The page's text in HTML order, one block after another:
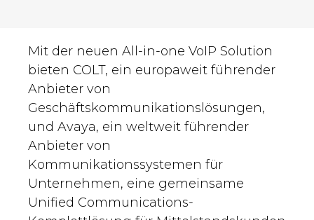
Mit der neuen All-in-one VoIP Solution
bieten COLT, ein europaweit führender
Anbieter von
Geschäftskommunikationslösungen,
und Avaya, ein weltweit führender
Anbieter von
Kommunikationssystemen für
Unternehmen, eine gemeinsame
Unified Communications-